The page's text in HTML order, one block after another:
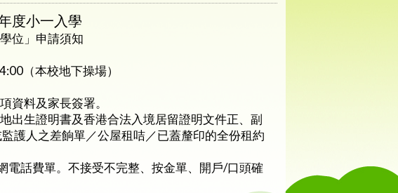
度小一入學
學位」申請須知
（本校地下操場）
項資料及家長簽署。
出生證明書及香港合法入境居留證明文件正、副
護人之差餉單／公屋租咭／已蓋釐印的全份租約
話費單。不接受不完整、按金單、開戶/口頭確